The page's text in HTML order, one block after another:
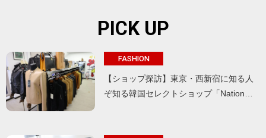
PICK UP
FASHION
【ショップ探訪】東京・西新宿に知る人
ぞ知る韓国セレクトショップ「Nation…